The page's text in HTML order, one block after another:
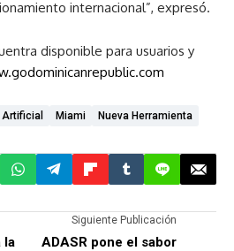
internacional”, expresó.
disponible para usuarios y
Miami Nueva Herramienta
la
Siguiente Publicación
ADASR pone el sabor